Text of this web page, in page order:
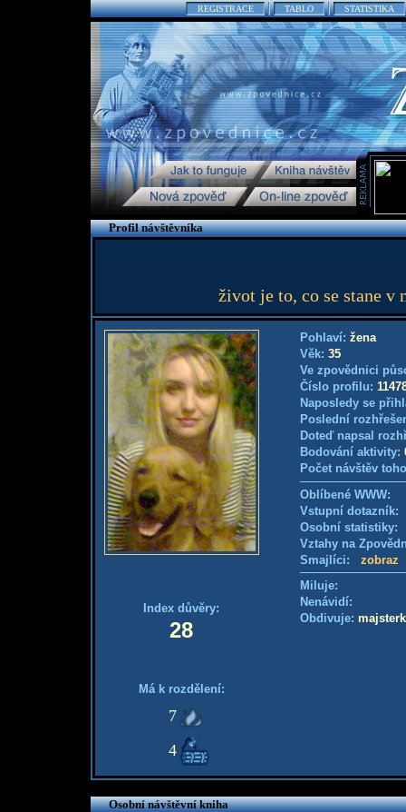
REGISTRACE TABLO STATISTIKA
Profil návštěvníka
život je to, co se stane v
Index důvěry:
28
Má k rozdělení:
7
4
Pohlaví: žena
Věk: 35
Ve zpovědnici
Číslo profilu:
Naposledy se
Poslední
Doteď napsal
Bodování aktivity:
Počet návštěv
Oblíbené WWW:
Vstupní
Osobní
Vztahy na
Smajlíci: zobraz
Miluje:
Nenávidí:
Obdivuje:
Osobní návštěvní kniha